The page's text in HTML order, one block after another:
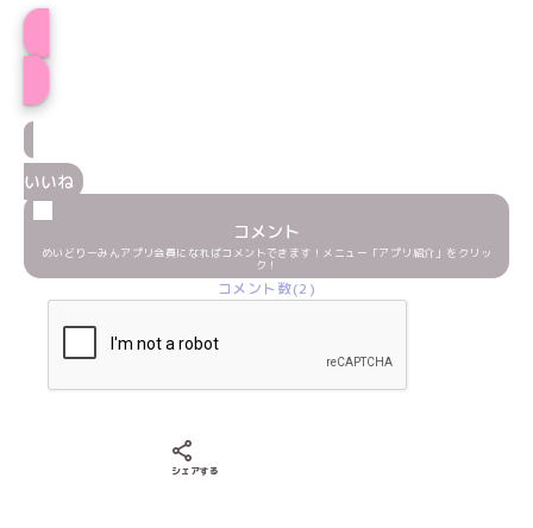
いいね
コメント
めいどりーみんアプリ会員になればコメントできます！メニュー「アプリ紹介」をクリッ
ク！
コメント数(2)
シェアする